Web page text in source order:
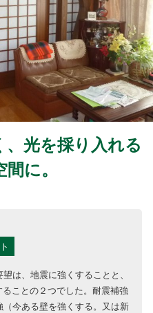
光を採り入れる
に。
は、地震に強くすることと、
ることの２つでした。耐震補強
（今ある壁を強くする。又は新